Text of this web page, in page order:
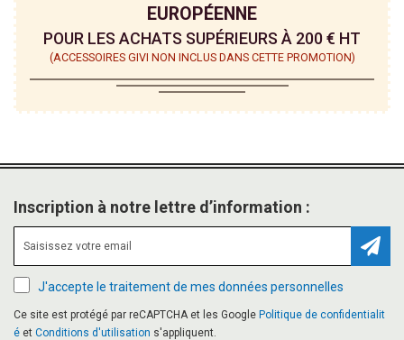
EUROPÉENNE
POUR LES ACHATS SUPÉRIEURS À 200 € HT
(ACCESSOIRES GIVI NON INCLUS DANS CETTE PROMOTION)
Inscription à notre lettre d’information :
J'accepte le traitement de mes données personnelles
Ce site est protégé par reCAPTCHA et les Google Politique de confidentialit
é et Conditions d'utilisation s'appliquent.